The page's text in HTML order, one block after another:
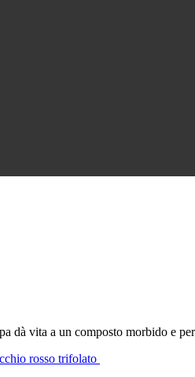
dà vita a un composto morbido e
rosso trifolato